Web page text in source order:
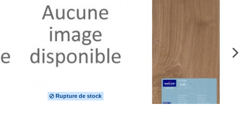
Rupture de stock